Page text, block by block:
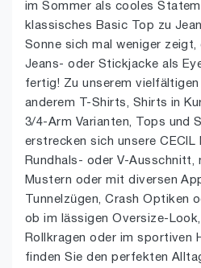
im Sommer als cooles
klassisches Basic Top zu
Sonne sich mal weniger
Jeans- oder Stickjacke als
fertig! Zu unserem
anderem T-Shirts, Shirts in
3/4-Arm Varianten, Tops und
erstrecken sich unsere
Rundhals- oder V-Ausschnitt,
Mustern oder mit diversen
Tunnelzügen, Crash Optiken
ob im lässigen Oversize-
Rollkragen oder im sportiven
finden Sie den perfekten